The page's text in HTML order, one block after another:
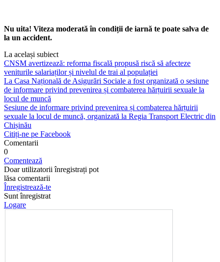
Nu uita! Viteza mo­derată în condiții de iarnă te poate salva de
la un accident.
La același subiect
CNSM avertizează: reforma fiscală propusă riscă să afecteze
veniturile salariaților și nivelul de trai al populației
La Casa Națională de Asigurări Sociale a fost organizată o sesiune
de informare privind prevenirea și combaterea hărțuirii sexuale la
locul de muncă
Sesiune de informare privind prevenirea și combaterea hărțuirii
sexuale la locul de muncă, organizată la Regia Transport Electric din
Chișinău
Citiți-ne pe Facebook
Comentarii
0
Comentează
Doar utilizatorii înregistrați pot
lăsa comentarii
Înregistrează-te
Sunt înregistrat
Logare